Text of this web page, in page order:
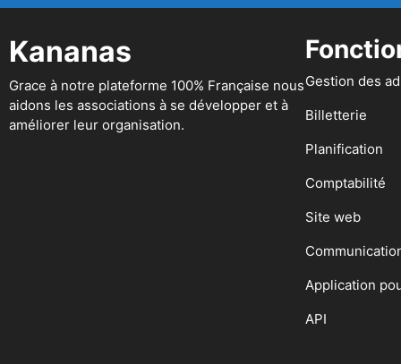
Kananas
Grace à notre plateforme 100% Française nous
aidons les associations à se développer et à
améliorer leur organisation.
Gestion des
Billetterie
Planification
Comptabilité
Site web
Application
API